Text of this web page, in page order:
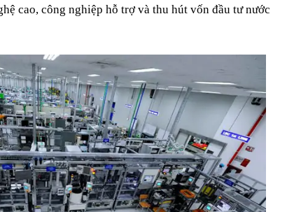
cao, công nghiệp hỗ trợ và thu hút vốn đầu tư nước